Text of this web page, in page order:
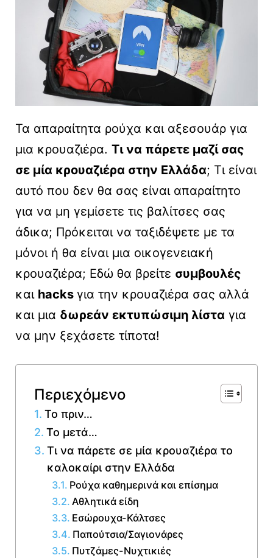
Τα απαραίτητα ρούχα και αξεσουάρ για
μια κρουαζιέρα. Τι να πάρετε μαζί σας
σε μία κρουαζιέρα στην Ελλάδα; Τι είναι
αυτό που δεν θα σας είναι απαραίτητο
για να μη γεμίσετε τις βαλίτσες σας
άδικα; Πρόκειται να ταξιδέψετε με τα
μόνοι ή θα είναι μια οικογενειακή
κρουαζιέρα; Εδώ θα βρείτε συμβουλές
και hacks για την κρουαζιέρα σας αλλά
και μια δωρεάν εκτυπώσιμη λίστα για
να μην ξεχάσετε τίποτα!
Περιεχόμενο
Το πριν…
Το μετά…
Τι να πάρετε σε μία κρουαζιέρα το
καλοκαίρι στην Ελλάδα
Ρούχα καθημερινά και επίσημα
Αθλητικά είδη
Εσώρουχα-Κάλτσες
Παπούτσια/Σαγιονάρες
Πυτζάμες-Νυχτικιές